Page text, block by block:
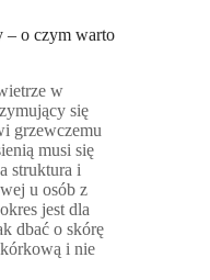
– o czym warto
w
się
grzewczemu
musi się
struktura i
u osób z
jest dla
dbać o skórę
i nie